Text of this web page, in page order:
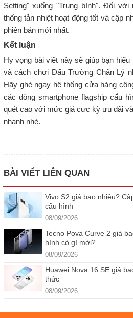
Setting" xuống "Trung bình". Đối
thống tản nhiệt hoạt động tốt và cập
phiên bản mới nhất.
Kết luận
Hy vọng bài viết này sẽ giúp bạn
và cách chơi Đấu Trường Chân Lý
Hãy ghé ngay hệ thống cửa hàng
các dòng smartphone flagship cấu
quét cao với mức giá cực kỳ ưu đãi
nhanh nhé.
BÀI VIẾT LIÊN QUAN
Vivo S2 giá bao nhiêu?
cấu hình
08/09/2026
Tecno Pova Curve 2 giá
hình có gì mới?
08/09/2026
Huawei Nova 16 SE giá
thức
08/09/2026